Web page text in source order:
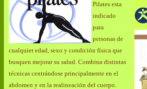
Pilates esta
indicado
para
personas de
cualquier edad, sexo y condición física que
busquen mejorar su salud. Combina distintas
técnicas centrándose principalmente en el
abdomen y en la realineación del cuerpo.